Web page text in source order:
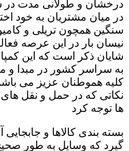
درخشان و طولانی مدت در
در میان مشتریان به خود
سنگین همچون تریلی و
نیسان بار در این عرصه
شایان ذکر است که این
به سراسر کشور در مبدا و
کلیه هموطنان عزیز می
نکاتی که در حمل و نقل
ها توجه کرد
بسته بندی کالاها و
گیرد که وسایل به طور